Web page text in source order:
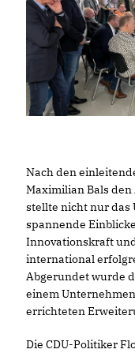
Nach den
Maximilian Bals
stellte nicht nur das
spannende
Innovationskraft
international
Abgerundet wurde
einem
errichteten
Die CDU-Politiker